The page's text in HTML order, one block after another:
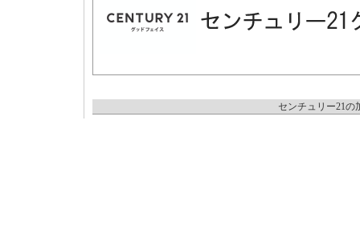
センチュリー21の